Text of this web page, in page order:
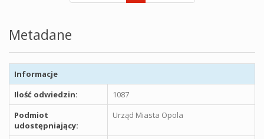
Metadane
Informacje
Ilość odwiedzin:
1087
Podmiot
udostępniający:
Urząd Miasta Opola